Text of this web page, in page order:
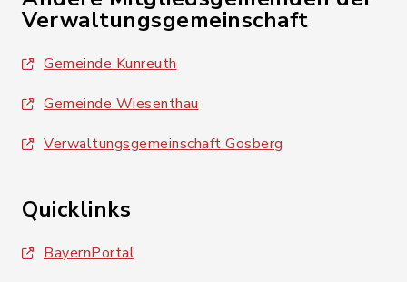
Verwaltungsgemeinschaft
Gemeinde Kunreuth
Gemeinde Wiesenthau
Verwaltungsgemeinschaft Gosberg
Quicklinks
BayernPortal